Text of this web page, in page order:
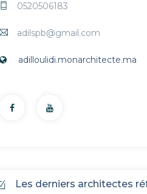
0520506183
adilspb@gmail.com
adilloulidi.monarchitecte.ma
Les derniers architectes